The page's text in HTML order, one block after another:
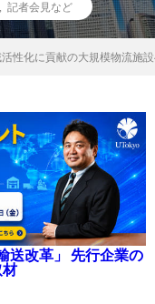
記者会見など
性化に貢献の大規模物流施
送改革」 先行企業の